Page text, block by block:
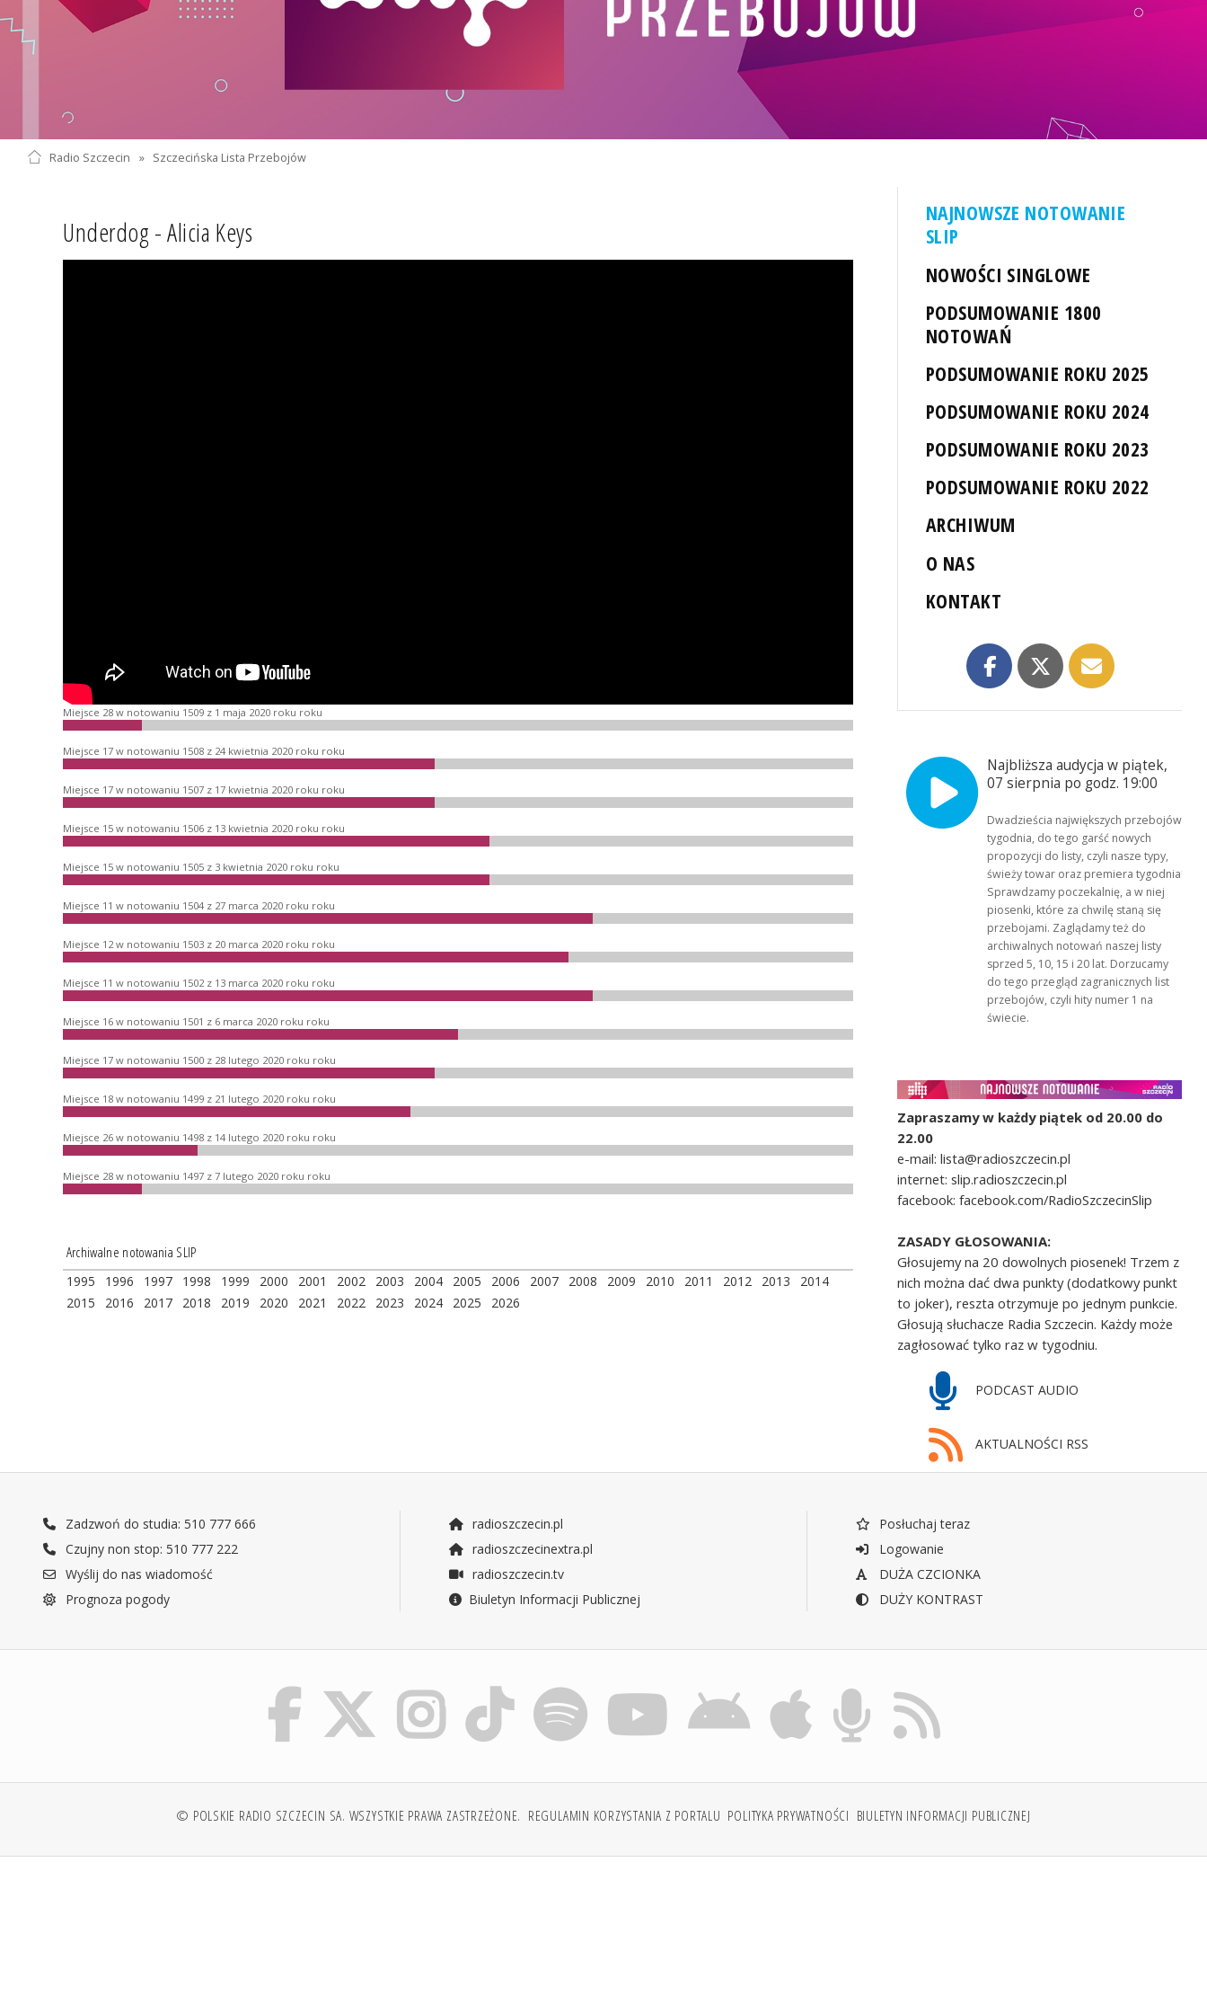
Radio Szczecin » Szczecińska Lista Przebojów
Underdog - Alicia Keys
Miejsce 28 w notowaniu 1509 z 1 maja 2020 roku roku
Miejsce 17 w notowaniu 1508 z 24 kwietnia 2020 roku roku
Miejsce 17 w notowaniu 1507 z 17 kwietnia 2020 roku roku
Miejsce 15 w notowaniu 1506 z 13 kwietnia 2020 roku roku
Miejsce 15 w notowaniu 1505 z 3 kwietnia 2020 roku roku
Miejsce 11 w notowaniu 1504 z 27 marca 2020 roku roku
Miejsce 12 w notowaniu 1503 z 20 marca 2020 roku roku
Miejsce 11 w notowaniu 1502 z 13 marca 2020 roku roku
Miejsce 16 w notowaniu 1501 z 6 marca 2020 roku roku
Miejsce 17 w notowaniu 1500 z 28 lutego 2020 roku roku
Miejsce 18 w notowaniu 1499 z 21 lutego 2020 roku roku
Miejsce 26 w notowaniu 1498 z 14 lutego 2020 roku roku
Miejsce 28 w notowaniu 1497 z 7 lutego 2020 roku roku
Archiwalne notowania SLIP
1995 1996 1997 1998 1999 2000 2001 2002 2003 2004 2005 2006 2007 2008 2009 2010 2011 2012 2013
2014
2015
2016 2017 2018 2019 2020 2021 2022 2023 2024 2025 2026
NAJNOWSZE NOTOWANIE
SLIP
NOWOŚCI SINGLOWE
PODSUMOWANIE 1800
NOTOWAŃ
PODSUMOWANIE ROKU 2025
PODSUMOWANIE ROKU 2024
PODSUMOWANIE ROKU 2023
PODSUMOWANIE ROKU 2022
ARCHIWUM
O NAS
KONTAKT
Najbliższa audycja w piątek,
07 sierpnia po godz. 19:00
Dwadzieścia największych przebojów
tygodnia, do tego garść nowych
propozycji do listy, czyli nasze typy,
świeży towar oraz premiera tygodnia!
Sprawdzamy poczekalnię, a w niej
piosenki, które za chwilę staną się
przebojami. Zaglądamy też do
archiwalnych notowań naszej listy
sprzed 5, 10, 15 i 20 lat. Dorzucamy
do tego przegląd zagranicznych list
przebojów, czyli hity numer 1 na
świecie.
Zapraszamy w każdy piątek od 20.00 do
22.00
e-mail: lista@radioszczecin.pl
internet: slip.radioszczecin.pl
facebook: facebook.com/RadioSzczecinSlip
ZASADY GŁOSOWANIA:
Głosujemy na 20 dowolnych piosenek! Trzem z
nich można dać dwa punkty (dodatkowy punkt
to joker), reszta otrzymuje po jednym punkcie.
Głosują słuchacze Radia Szczecin. Każdy może
zagłosować tylko raz w tygodniu.
PODCAST AUDIO
AKTUALNOŚCI RSS
Zadzwoń do studia: 510 777 666
Czujny non stop: 510 777 222
Wyślij do nas wiadomość
Prognoza pogody
radioszczecin.pl
radioszczecinextra.pl
radioszczecin.tv
Biuletyn Informacji Publicznej
Posłuchaj teraz
Logowanie
DUŻA CZCIONKA
DUŻY KONTRAST
© POLSKIE RADIO SZCZECIN SA. WSZYSTKIE PRAWA ZASTRZEŻONE. REGULAMIN KORZYSTANIA Z PORTALU POLITYKA PRYWATNOŚCI BIULETYN INFORMACJI PUBLICZNEJ